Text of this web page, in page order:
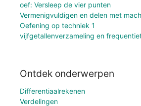
oef: Versleep de vier punten
Vermenigvuldigen en delen met
Oefening op techniek 1
vijfgetallenverzameling en
Ontdek onderwerpen
Differentiaalrekenen
Verdelingen